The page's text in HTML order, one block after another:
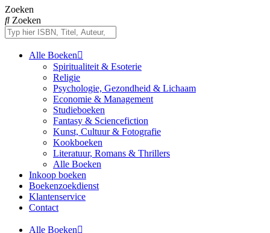
Zoeken
Zoeken
Alle Boeken
Spiritualiteit & Esoterie
Religie
Psychologie, Gezondheid & Lichaam
Economie & Management
Studieboeken
Fantasy & Sciencefiction
Kunst, Cultuur & Fotografie
Kookboeken
Literatuur, Romans & Thrillers
Alle Boeken
Inkoop boeken
Boekenzoekdienst
Klantenservice
Contact
Alle Boeken